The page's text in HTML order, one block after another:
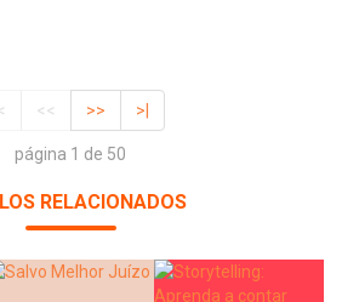
<< >> >|
página 1 de 50
RELACIONADOS